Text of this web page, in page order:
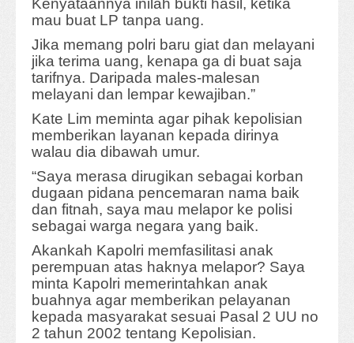
Kenyataannya inilah bukti hasil, ketika
mau buat LP tanpa uang.
Jika memang polri baru giat dan melayani
jika terima uang, kenapa ga di buat saja
tarifnya. Daripada males-malesan
melayani dan lempar kewajiban.”
Kate Lim meminta agar pihak kepolisian
memberikan layanan kepada dirinya
walau dia dibawah umur.
“Saya merasa dirugikan sebagai korban
dugaan pidana pencemaran nama baik
dan fitnah, saya mau melapor ke polisi
sebagai warga negara yang baik.
Akankah Kapolri memfasilitasi anak
perempuan atas haknya melapor? Saya
minta Kapolri memerintahkan anak
buahnya agar memberikan pelayanan
kepada masyarakat sesuai Pasal 2 UU no
2 tahun 2002 tentang Kepolisian.